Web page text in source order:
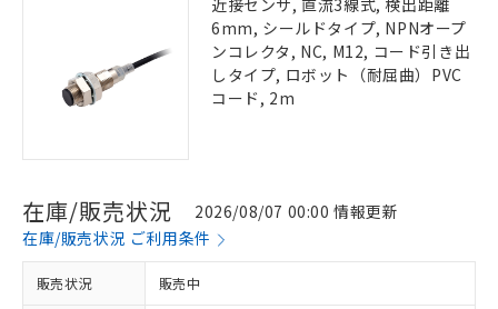
近接センサ, 直流3線式, 検出距離
6mm, シールドタイプ, NPNオープ
ンコレクタ, NC, M12, コード引き出
しタイプ, ロボット（耐屈曲）PVC
コード, 2m
在庫/販売状況
2026/08/07 00:00 情報更新
在庫/販売状況 ご利用条件
販売状況 販売中